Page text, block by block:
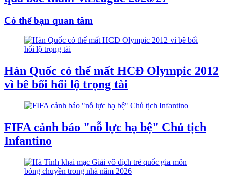
Có thể bạn quan tâm
Hàn Quốc có thể mất HCĐ Olympic 2012
vì bê bối hối lộ trọng tài
FIFA cảnh báo "nỗ lực hạ bệ" Chủ tịch
Infantino